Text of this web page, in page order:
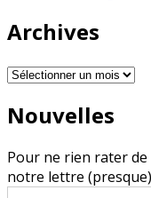
Archives
Archives
Nouvelles
Pour ne rien rater
notre lettre